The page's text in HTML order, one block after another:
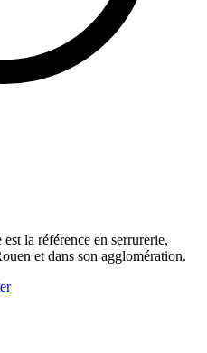
la référence en serrurerie,
et dans son agglomération.